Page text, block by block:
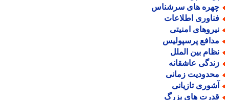
های سرشناس
اطلاعات
امنیتی
پرسپولیس
بین الملل
عاشقانه
زمانی
تازیانی
های بزرگ